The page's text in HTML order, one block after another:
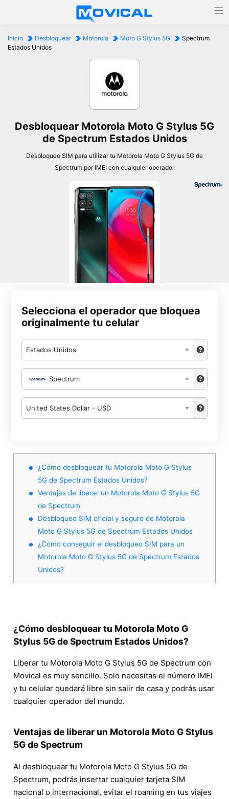
Inicio Desbloquear Motorola Moto G Stylus 5G
Spectrum
Estados Unidos
Desbloquear Motorola Moto G Stylus 5G
de Spectrum Estados Unidos
Desbloqueo SIM para utilizar tu Motorola Moto G Stylus 5G de
Spectrum por IMEI con cualquier operador
Selecciona el operador que bloquea
originalmente tu celular
Estados Unidos
Spectrum
United States Dollar - USD
¿Cómo desbloquear tu Motorola Moto G Stylus
5G de Spectrum Estados Unidos?
Ventajas de liberar un Motorola Moto G Stylus 5G
de Spectrum
Desbloqueo SIM oficial y seguro de Motorola
Moto G Stylus 5G de Spectrum Estados Unidos
¿Cómo conseguir el desbloqueo SIM para un
Motorola Moto G Stylus 5G de Spectrum Estados
Unidos?
¿Cómo desbloquear tu Motorola Moto G
Stylus 5G de Spectrum Estados Unidos?
Liberar tu Motorola Moto G Stylus 5G de Spectrum con
Movical es muy sencillo. Solo necesitas el número IMEI
y tu celular quedará libre sin salir de casa y podrás usar
cualquier operador del mundo.
Ventajas de liberar un Motorola Moto G Stylus
5G de Spectrum
Al desbloquear tu Motorola Moto G Stylus 5G de
Spectrum, podrás insertar cualquier tarjeta SIM
nacional o internacional, evitar el roaming en tus viajes